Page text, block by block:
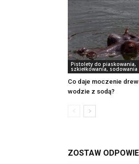
Pistolety do piaskowania,
szkiełkowania, sodowania
Co daje moczenie
wodzie z sodą?
ZOSTAW